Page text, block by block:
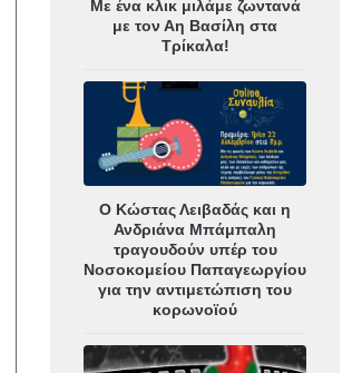
Με ένα κλικ μιλάμε ζωντανά
με τον Αη Βασίλη στα
Τρίκαλα!
Ο Κώστας Λειβαδάς και η
Ανδριάνα Μπάμπαλη
τραγουδούν υπέρ του
Νοσοκομείου Παπαγεωργίου
για την αντιμετώπιση του
κορωνοϊού